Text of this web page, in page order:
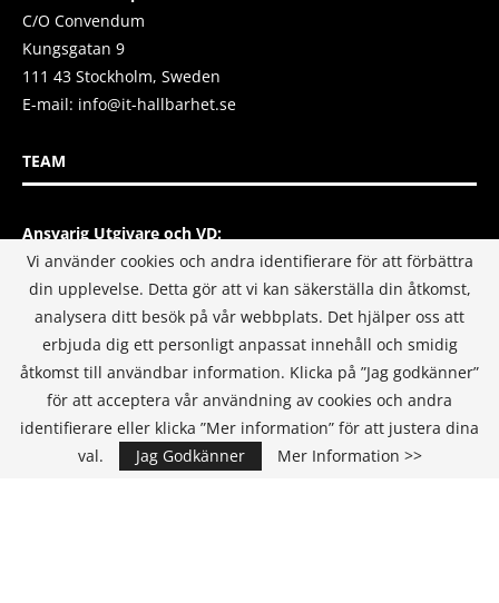
C/O Convendum
Kungsgatan 9
111 43 Stockholm, Sweden
E-mail: info@it-hallbarhet.se
TEAM
Ansvarig Utgivare och VD:
Annika Guldroth
E-mail:annika@itmediagroup.se
Redaktionen
E-mail:redaktionen@itmediagroup.se
INTEGRITETSPOLICY
Vi använder cookies och andra identifierare för att förbättra
din upplevelse. Detta gör att vi kan säkerställa din åtkomst,
analysera ditt besök på vår webbplats. Det hjälper oss att
erbjuda dig ett personligt anpassat innehåll och smidig
åtkomst till användbar information. Klicka på ”Jag godkänner”
för att acceptera vår användning av cookies och andra
identifierare eller klicka ”Mer information” för att justera dina
val.
Jag Godkänner Mer Information >>